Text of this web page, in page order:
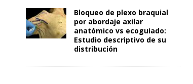
Bloqueo de plexo braquial
por abordaje axilar
anatómico vs ecoguiado:
Estudio descriptivo de su
distribución